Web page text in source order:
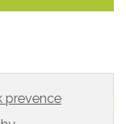
prevence